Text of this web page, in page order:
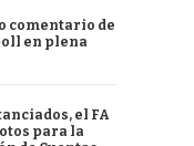
comentario de
en plena
el FA
para la